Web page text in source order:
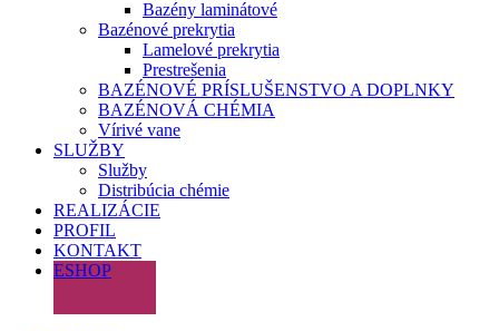
Bazény laminátové
Bazénové prekrytia
Lamelové prekrytia
Prestrešenia
BAZÉNOVÉ PRÍSLUŠENSTVO A DOPLNKY
BAZÉNOVÁ CHÉMIA
Vírivé vane
SLUŽBY
Služby
Distribúcia chémie
REALIZÁCIE
PROFIL
KONTAKT
ESHOP